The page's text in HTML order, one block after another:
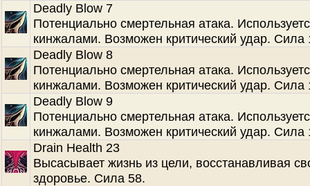
Deadly Blow 7
Потенциально смертельная атака.
кинжалами. Возможен критический удар. Сила
Deadly Blow 8
Потенциально смертельная атака.
кинжалами. Возможен критический удар. Сила
Deadly Blow 9
Потенциально смертельная атака.
кинжалами. Возможен критический удар. Сила
Drain Health 23
Высасывает жизнь из цели, восстанавливая
здоровье. Сила 58.